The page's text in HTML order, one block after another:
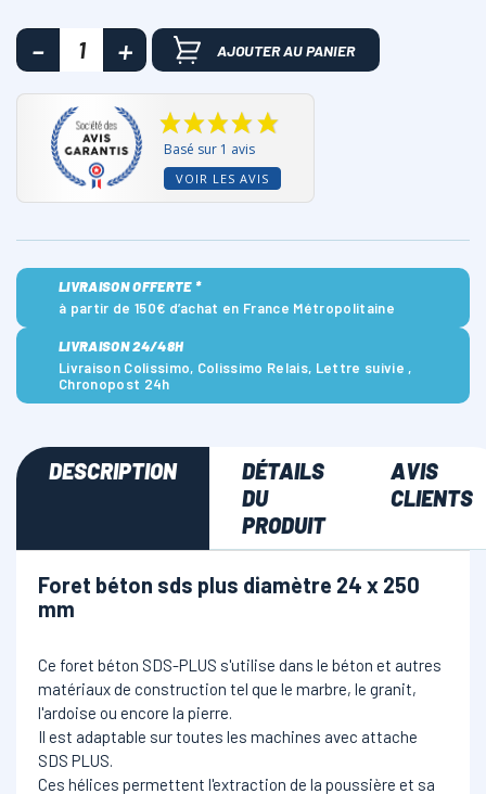
AJOUTER AU PANIER
Basé sur 1 avis
VOIR LES AVIS
LIVRAISON OFFERTE *
à partir de 150€ d’achat en France Métropolitaine
LIVRAISON 24/48H
Livraison Colissimo, Colissimo Relais, Lettre suivie ,
Chronopost 24h
DESCRIPTION
DÉTAILS
DU
PRODUIT
AVIS
CLIENTS
Foret béton sds plus diamètre 24 x 250
mm
Ce foret béton SDS-PLUS s'utilise dans le béton et autres
matériaux de construction tel que le marbre, le granit,
l'ardoise ou encore la pierre.
Il est adaptable sur toutes les machines avec attache
SDS PLUS.
Ces hélices permettent l'extraction de la poussière et sa